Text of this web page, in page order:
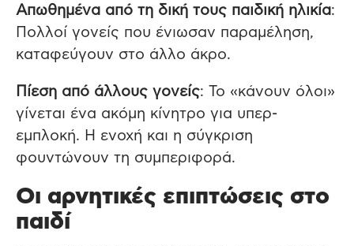
Απωθημένα από τη δική τους παιδική ηλικία:
Πολλοί γονείς που ένιωσαν παραμέληση,
καταφεύγουν στο άλλο άκρο.
Πίεση από άλλους γονείς: Το «κάνουν όλοι»
γίνεται ένα ακόμη κίνητρο για υπερ-
εμπλοκή. Η ενοχή και η σύγκριση
φουντώνουν τη συμπεριφορά.
Οι αρνητικές επιπτώσεις στο
παιδί